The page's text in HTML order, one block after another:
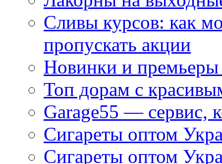
Сливы курсов: как
пропускать акции
Новинки и
Топ дорам с
Garage55 — сервис,
Сигареты оптом
Сигареты оптом